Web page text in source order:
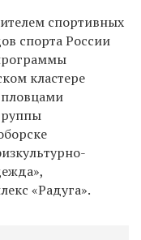
спортивных
спорта России
кластере
«Радуга».